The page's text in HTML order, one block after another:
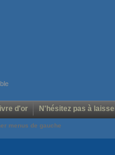
d'or N'hésitez pas à
menus de gauche